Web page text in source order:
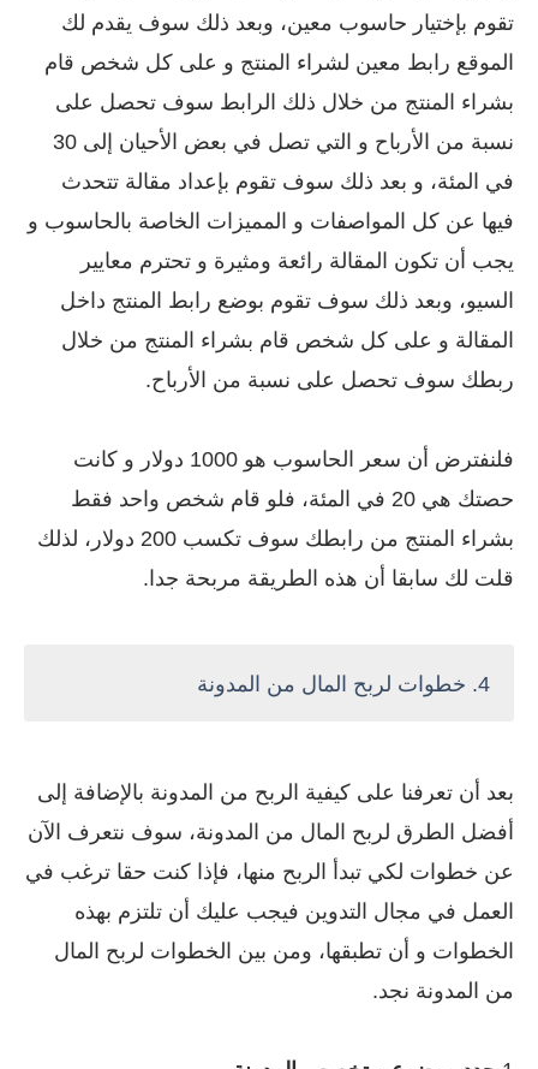
تقوم بإختيار حاسوب معين، وبعد ذلك سوف يقدم لك
الموقع رابط معين لشراء المنتج و على كل شخص قام
بشراء المنتج من خلال ذلك الرابط سوف تحصل على
نسبة من الأرباح و التي تصل في بعض الأحيان إلى 30
في المئة، و بعد ذلك سوف تقوم بإعداد مقالة تتحدث
فيها عن كل المواصفات و المميزات الخاصة بالحاسوب و
يجب أن تكون المقالة رائعة ومثيرة و تحترم معايير
السيو، وبعد ذلك سوف تقوم بوضع رابط المنتج داخل
المقالة و على كل شخص قام بشراء المنتج من خلال
ربطك سوف تحصل على نسبة من الأرباح.
فلنفترض أن سعر الحاسوب هو 1000 دولار و كانت
حصتك هي 20 في المئة، فلو قام شخص واحد فقط
بشراء المنتج من رابطك سوف تكسب 200 دولار، لذلك
قلت لك سابقا أن هذه الطريقة مربحة جدا.
4. خطوات لربح المال من المدونة
بعد أن تعرفنا على كيفية الربح من المدونة بالإضافة إلى
أفضل الطرق لربح المال من المدونة، سوف نتعرف الآن
عن خطوات لكي تبدأ الربح منها، فإذا كنت حقا ترغب في
العمل في مجال التدوين فيجب عليك أن تلتزم بهذه
الخطوات و أن تطبقها، ومن بين الخطوات لربح المال
من المدونة نجد.